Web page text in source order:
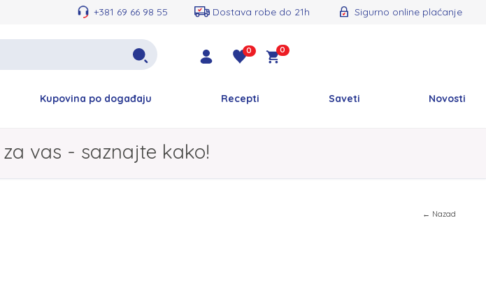
+381 69 66 98 55 Dostava robe do 21h Sigurno online plaćanje
0 0
Kupovina po događaju Recepti Saveti Novosti
vas - saznajte kako!
← Nazad